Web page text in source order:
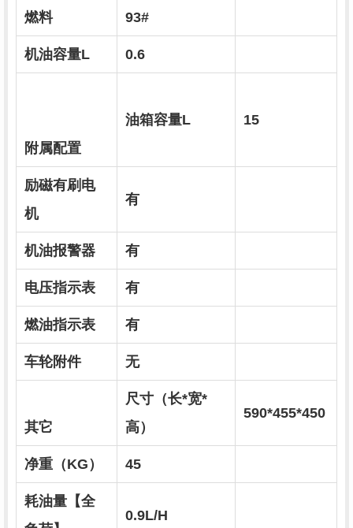
燃料 93#
机油容量L 0.6
附属配置
油箱容量L 15
励磁有刷电
机
有
机油报警器 有
电压指示表 有
燃油指示表 有
车轮附件 无
其它
尺寸（长*宽*
高）
590*455*450
净重（KG） 45
耗油量【全
0.9L/H